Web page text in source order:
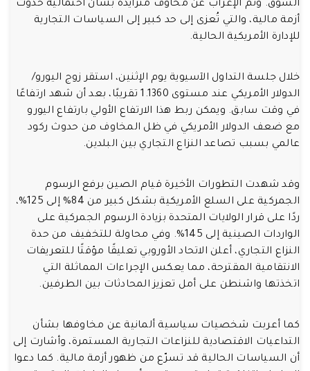
السوق. وتم الإعراب عن مخاوف متزايدة بشأن احتمالية حدوث
أزمة مالية، والتي تُعزى إلى حد كبير إلى السياسات التجارية
للإدارة الأمريكية الحالية.
خلال جلسة التداول الآسيوية يوم الإثنين، استقر زوج اليورو/
الدولار الأمريكي عند مستوى 1.1360 تقريبًا، بعد أن شهد ارتفاعًا
في وقت سابق. ويمكن ربط هذا الارتفاع الأولي بارتفاع اليورو
مع ضعف الدولار الأمريكي في ظل المخاوف من حدوث ركود
عالمي بسبب تصاعد النزاع التجاري بين البلدين.
وقد شهدت التطورات الأخيرة قيام الصين برفع الرسوم
الجمركية على السلع الأمريكية بشكل كبير من 84% إلى 125%،
ردًا على قرار الولايات المتحدة بزيادة الرسوم الجمركية على
الواردات الصينية إلى 145%. وفي محاولة للتخفيف من حدة
النزاع التجاري، أعلن الاتحاد الأوروبي تعليقًا مؤقتًا للتعريفات
الانتقامية المقترحة، مما يعكس الإجراءات المماثلة التي
اتخذتها واشنطن على أمل تعزيز المحادثات بين الطرفين.
كما أعربت شخصيات سياسية ألمانية عن مخاوفها بشأن
التداعيات الاقتصادية للنزاعات التجارية المستمرة، وأشارت إلى
أن السياسات الحالية قد تسرّع من ظهور أزمة مالية. كما دعوا